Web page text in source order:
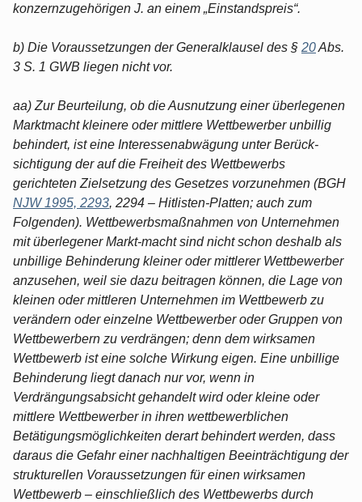
konzernzugehörigen J. an einem „Einstandspreis“.
b) Die Voraussetzungen der Generalklausel des § 20Abs.
3 S. 1 GWB liegen nicht vor.
aa) Zur Beurteilung, ob die Ausnutzung einer überlegenen
Marktmacht kleinere oder mittlere Wettbewerber unbillig
behindert, ist eine Interessenabwägung unter Berück-
sichtigung der auf die Freiheit des Wettbewerbs
gerichteten Zielsetzung des Gesetzes vorzunehmen (BGH
NJW 1995, 2293, 2294 – Hitlisten-Platten; auch zum
Folgenden). Wettbewerbsmaßnahmen von Unternehmen
mit überlegener Markt-macht sind nicht schon deshalb als
unbillige Behinderung kleiner oder mittlerer Wettbewerber
anzusehen, weil sie dazu beitragen können, die Lage von
kleinen oder mittleren Unternehmen im Wettbewerb zu
verändern oder einzelne Wettbewerber oder Gruppen von
Wettbewerbern zu verdrängen; denn dem wirksamen
Wettbewerb ist eine solche Wirkung eigen. Eine unbillige
Behinderung liegt danach nur vor, wenn in
Verdrängungsabsicht gehandelt wird oder kleine oder
mittlere Wettbewerber in ihren wettbewerblichen
Betätigungsmöglichkeiten derart behindert werden, dass
daraus die Gefahr einer nachhaltigen Beeinträchtigung der
strukturellen Voraussetzungen für einen wirksamen
Wettbewerb – einschließlich des Wettbewerbs durch